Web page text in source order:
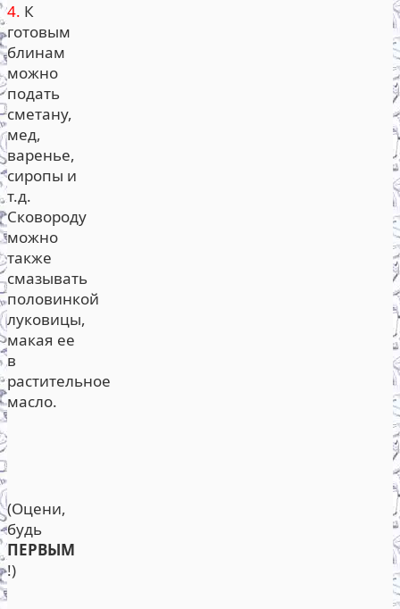
4. К
готовым
блинам
можно
подать
сметану,
мед,
варенье,
сиропы и
т.д.
Сковороду
можно
также
смазывать
половинкой
луковицы,
макая ее
в
растительное
масло.
(Оцени,
будь
ПЕРВЫМ
!)